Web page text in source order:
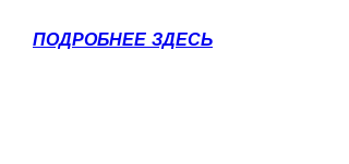
ПОДРОБНЕЕ ЗДЕСЬ